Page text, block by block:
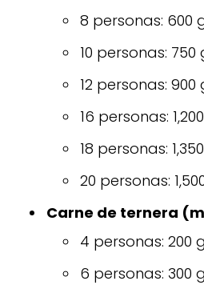
8 personas: 600
10 personas: 750
12 personas: 900
16 personas:
18 personas:
20 personas:
Carne de ternera
4 personas: 200 g
6 personas: 300 g